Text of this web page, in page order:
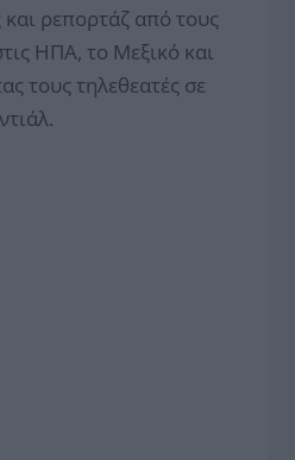
ρεπορτάζ από τους
ΗΠΑ, το Μεξικό και
τους τηλεθεατές σε